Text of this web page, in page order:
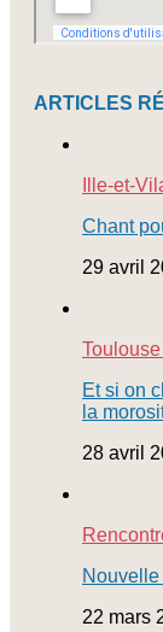
ARTICLES
Ille-et-
Chant
29 avril
Et si on
la
28 avril
Nouvelle
22 mars